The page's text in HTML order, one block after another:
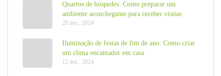
Quartos de hóspedes: Como preparar um
ambiente aconchegante para receber visitas
28 dez , 2024
Iluminação de festas de fim de ano: Como criar
um clima encantador em casa
12 dez , 2024